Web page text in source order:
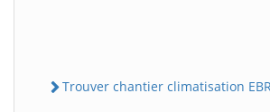
Trouver chantier climatisation